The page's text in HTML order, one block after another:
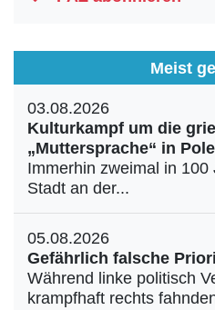
Meist
03.08.2026
Kulturkampf um die
„Muttersprache“ in
Immerhin zweimal in 100
Stadt an der...
05.08.2026
Gefährlich falsche
Während linke politisch
krampfhaft rechts